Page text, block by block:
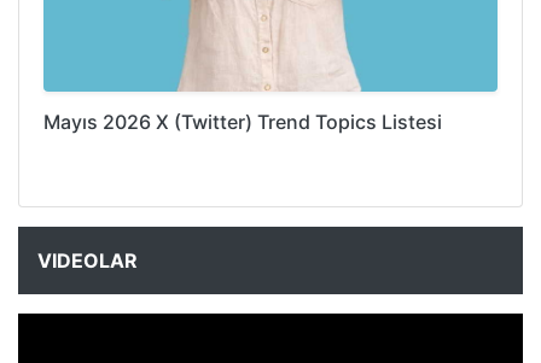
Mayıs 2026 X (Twitter) Trend Topics Listesi
VIDEOLAR